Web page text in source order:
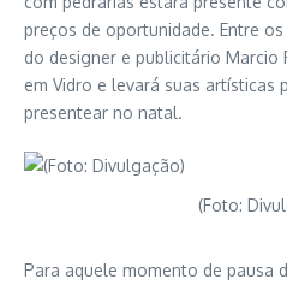
preços de oportunidade. Entre
do designer e publicitário Marcio
em Vidro e levará suas artísticas
presentear no natal.
(Foto:
Para aquele momento de pausa